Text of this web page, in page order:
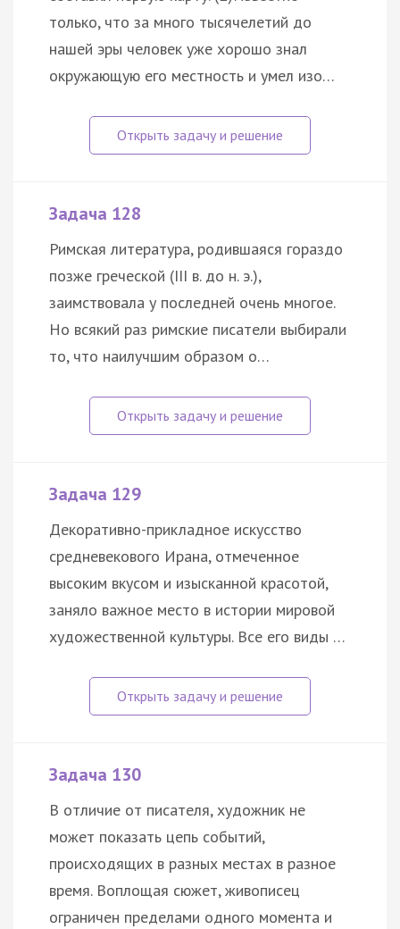
только, что за много тысячелетий до
нашей эры человек уже хорошо знал
окружающую его местность и умел изо…
Задача 128
Римская литература, родившаяся гораздо
позже греческой (III в. до н. э.),
заимствовала у последней очень многое.
Но всякий раз римские писатели выбирали
то, что наилучшим образом о…
Задача 129
Декоративно-прикладное искусство
средневекового Ирана, отмеченное
высоким вкусом и изысканной красотой,
заняло важное место в истории мировой
художественной культуры. Все его виды …
Задача 130
В отличие от писателя, художник не
может показать цепь событий,
происходящих в разных местах в разное
время. Воплощая сюжет, живописец
ограничен пределами одного момента и